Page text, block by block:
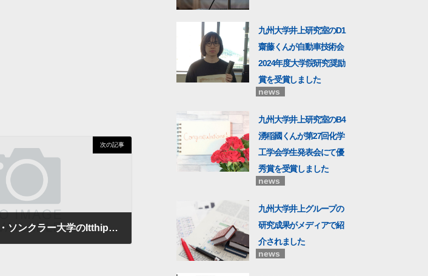
次の記事
プリンス・オブ・ソンクラー大学のItthipon Jeerapan教授とSuwaphid Themsirimongkon氏が九州大学井上研究室を訪問しました
九州大学井上研究室のD1
齋藤くんが自動車技術会
2024年度大学院研究奨励
賞を受賞しました
news
九州大学井上研究室のB4
湧稲國くんが第27回化学
工学会学生発表会にて優
秀賞を受賞しました
news
九州大学井上グループの
研究成果がメディアで紹
介されました
news